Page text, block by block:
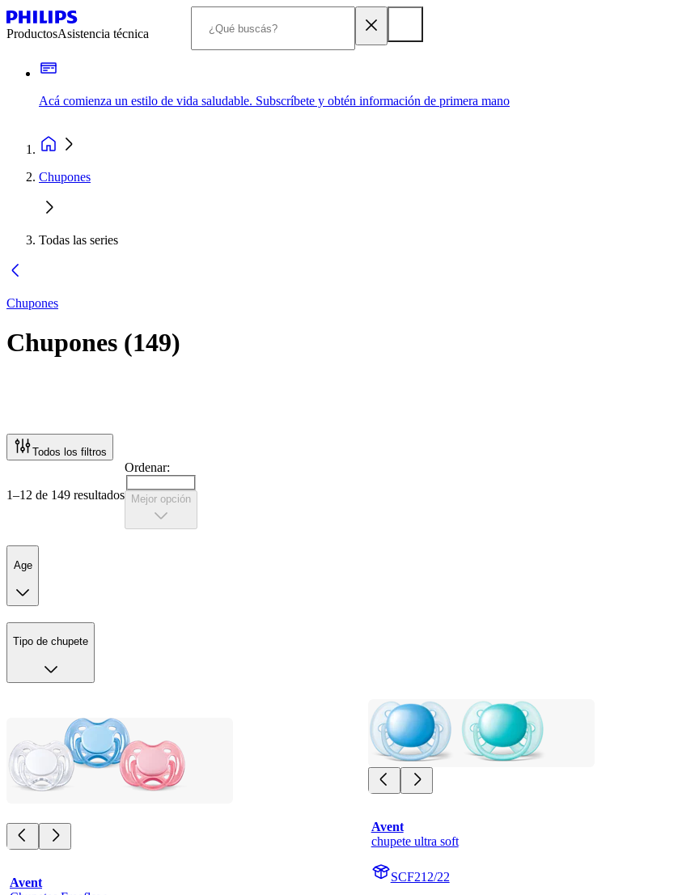
ProductosAsistencia técnica
Acá comienza un estilo de vida saludable. Subscríbete y obtén información de primera mano
Chupones
Todas las series
Chupones
Chupones (149)
Todos los filtros
1–12 de 149 resultados
Ordenar:
Mejor opción
Age
Tipo de chupete
Avent
Avent
chupete ultra soft
SCF212/22